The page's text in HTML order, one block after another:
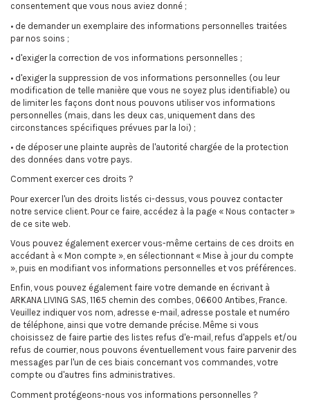
consentement que vous nous aviez donné ;
• de demander un exemplaire des informations personnelles traitées
par nos soins ;
• d'exiger la correction de vos informations personnelles ;
• d'exiger la suppression de vos informations personnelles (ou leur
modification de telle manière que vous ne soyez plus identifiable) ou
de limiter les façons dont nous pouvons utiliser vos informations
personnelles (mais, dans les deux cas, uniquement dans des
circonstances spécifiques prévues par la loi) ;
• de déposer une plainte auprès de l'autorité chargée de la protection
des données dans votre pays.
Comment exercer ces droits ?
Pour exercer l'un des droits listés ci-dessus, vous pouvez contacter
notre service client. Pour ce faire, accédez à la page « Nous contacter »
de ce site web.
Vous pouvez également exercer vous-même certains de ces droits en
accédant à « Mon compte », en sélectionnant « Mise à jour du compte
», puis en modifiant vos informations personnelles et vos préférences.
Enfin, vous pouvez également faire votre demande en écrivant à
ARKANA LIVING SAS, 1165 chemin des combes, 06600 Antibes, France.
Veuillez indiquer vos nom, adresse e-mail, adresse postale et numéro
de téléphone, ainsi que votre demande précise. Même si vous
choisissez de faire partie des listes refus d'e-mail, refus d'appels et/ou
refus de courrier, nous pouvons éventuellement vous faire parvenir des
messages par l'un de ces biais concernant vos commandes, votre
compte ou d'autres fins administratives.
Comment protégeons-nous vos informations personnelles ?